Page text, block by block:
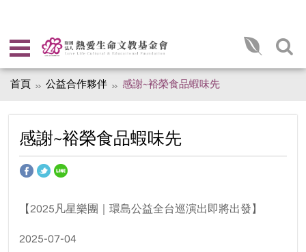
首頁 公益合作夥伴 感謝~裕榮食品蝦味先
感謝~裕榮食品蝦味先
【2025凡星樂團｜環島公益全台巡演出即將出發】
2025-07-04